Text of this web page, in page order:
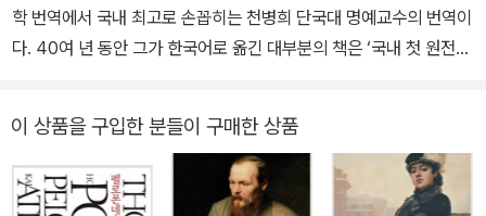
되었다. 천병희는 오랜 훈련과 치밀한 검토를 바탕으로, 이러한 여러
층위를 한국어로 옮기며 고전이 지닌 사유와 아름다움을 오늘의 독자
서양 고전의 기반을 마련했다. 주요 번역서로는 『일리아스』 『오뒷세
이아』 『아이스퀼로스 비극전집』 『소포클레스 비극전집』 『에우리피데
스 비극전집』 『아리스토파네스 희극전집』, 플라톤 전집, 아리스토텔
학 번역에서 국내 최고로 손꼽히는 천병희 단국대 명예교수의 번역이
다. 40여 년 동안 그가 한국어로 옮긴 대부분의 책은 ‘국내 첫 원전번
에 빠질 수 있는 노년의 자유와, 작업할 수 있을 때까지 그리스 고전을
손에서 놓지 않으리라는 애착과 열정의 산물로, 우리는 또 한 권의 원
전번역 고전 목록을 갖게 되었다. 헤로도토스에 관한 오해_ 서울 가본
이 상품을 구입한 분들이 구매한 상품